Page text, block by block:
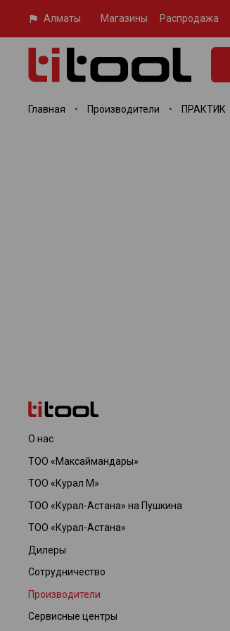
Алматы Магазины Распродажа
Главная Производители ПРАКТИК
О нас
ТОО «Максаймандары»
ТОО «Курал М»
ТОО «Курал-Астана» на Пушкина
ТОО «Курал-Астана»
Дилеры
Сотрудничество
Производители
Сервисные центры